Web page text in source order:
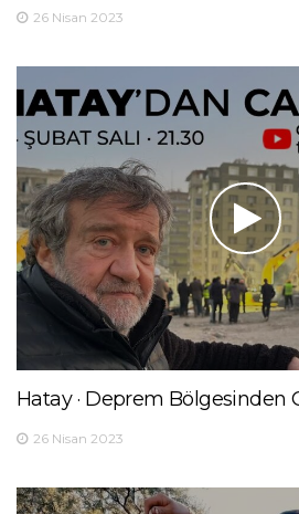
26 Nisan 2023
Hatay · Deprem Bölgesinden
26 Nisan 2023